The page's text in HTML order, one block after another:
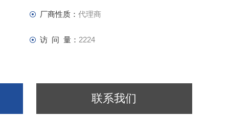
厂商性质： 代理商
访 问 量： 2224
联系我们